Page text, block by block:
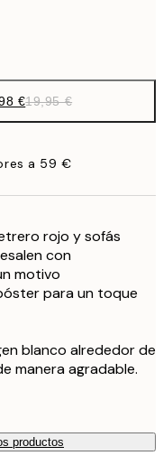
€19,95 €
a 59 €
rojo y sofás
con
motivo
para un toque
blanco alrededor de
manera agradable.
productos